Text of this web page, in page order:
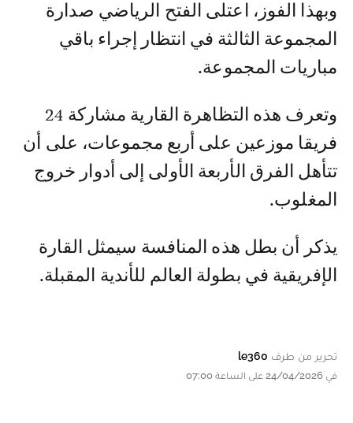
وبهذا الفوز، اعتلى الفتح الرياضي صدارة
المجموعة الثالثة في انتظار إجراء باقي
مباريات المجموعة.
وتعرف هذه التظاهرة القارية مشاركة 24
فريقا موزعين على أربع مجموعات، على أن
تتأهل الفرق الأربعة الأولى إلى أدوار خروج
المغلوب.
يذكر أن بطل هذه المنافسة سيمثل القارة
الإفريقية في بطولة العالم للأندية المقبلة.
تحرير من طرف le360
في 24/04/2026 على الساعة 07:00